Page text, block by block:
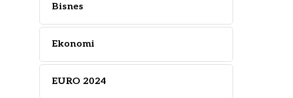
Bisnes
Ekonomi
EURO 2024